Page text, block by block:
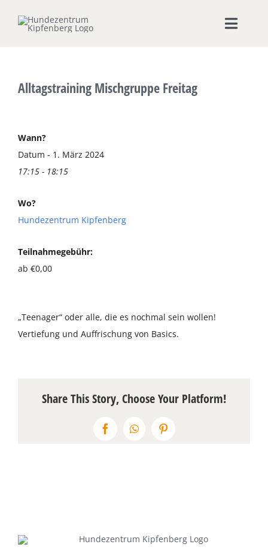
Inhalt
Toggle
Seminare & Workshops
Unsere Shops
Ernährungsberatung
Terminkalender
Öffnungszeiten
Alltagstraining Mischgruppe Freitag
Wann?
Datum - 1. März 2024
17:15 - 18:15
Wo?
Hundezentrum Kipfenberg
Teilnahmegebühr:
ab €0,00
„Teenager“ oder alle, die es nochmal sein wollen!
Vertiefung und Auffrischung von Basics.
Share This Story, Choose Your Platform!
FacebookWhatsAppPinterest